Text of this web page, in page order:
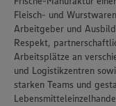
Fleisch- und
Arbeitgeber und
Respekt,
Arbeitsplätze an
und Logistikzentren
starken Teams und